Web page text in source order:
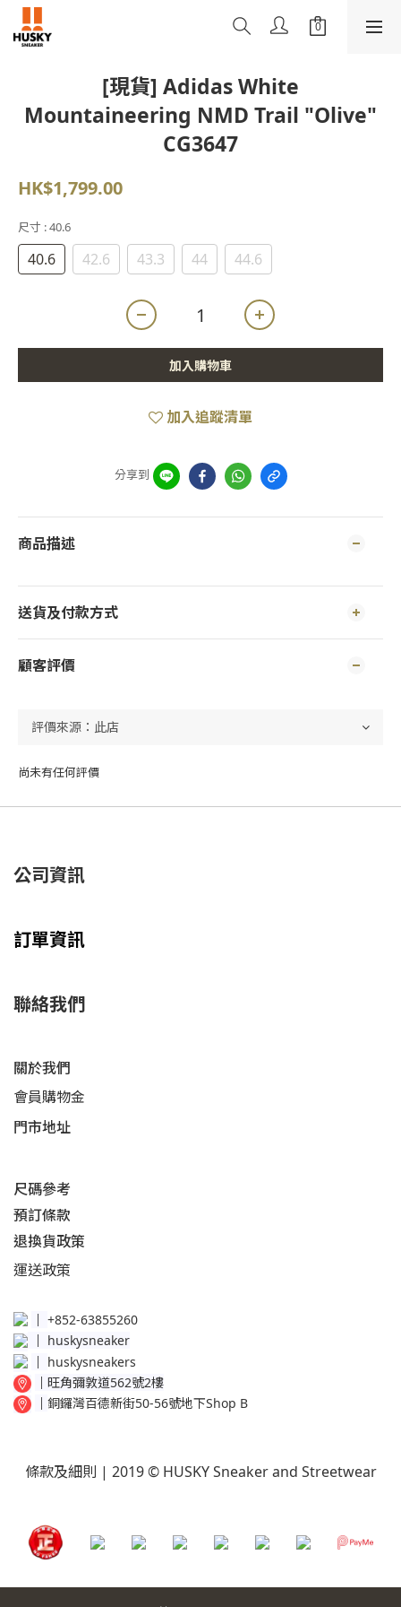
[現貨] Adidas White
Mountaineering NMD Trail "Olive"
CG3647
HK$1,799.00
尺寸 : 40.6
40.6 42.6 43.3 44 44.6
加入購物車
加入追蹤清單
分享到
商品描述
送貨及付款方式
顧客評價
尚未有任何評價
公司資訊
訂單資訊
聯絡我們
關於我們
會員購物金
門市地址
尺碼參考
預訂條款
退換貨政策​
運送政策​
│ +852-63855260
huskysneaker
│ huskysneakers
│ 旺角彌敦道562號2樓
│ 銅鑼灣百德新街50-56號地下Shop B
條款及細則 | 2019 © HUSKY Sneaker and Streetwear